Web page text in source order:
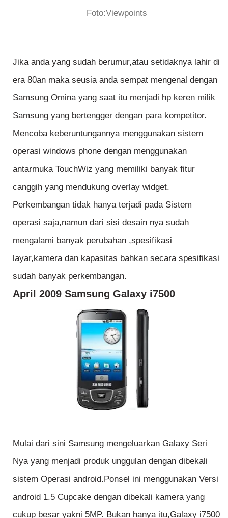
Foto:Viewpoints
Jika anda yang sudah berumur,atau setidaknya lahir di
era 80an maka seusia anda sempat mengenal dengan
Samsung Omina yang saat itu menjadi hp keren milik
Samsung yang bertengger dengan para kompetitor.
Mencoba keberuntungannya menggunakan sistem
operasi windows phone dengan menggunakan
antarmuka TouchWiz yang memiliki banyak fitur
canggih yang mendukung overlay widget.
Perkembangan tidak hanya terjadi pada Sistem
operasi saja,namun dari sisi desain nya sudah
mengalami banyak perubahan ,spesifikasi
layar,kamera dan kapasitas bahkan secara spesifikasi
sudah banyak perkembangan.
April 2009 Samsung Galaxy i7500
Mulai dari sini Samsung mengeluarkan Galaxy Seri
Nya yang menjadi produk unggulan dengan dibekali
sistem Operasi android.Ponsel ini menggunakan Versi
android 1.5 Cupcake dengan dibekali kamera yang
cukup besar yakni 5MP. Bukan hanya itu,Galaxy i7500